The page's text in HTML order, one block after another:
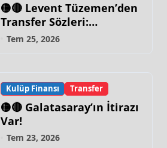
🟡🔴 Levent Tüzemen’den
Transfer Sözleri:
“Galatasaray’ın Zirve
Tem 25, 2026
Kulüp Finansı Transfer
🟡🔴 Galatasaray’ın İtirazı
Var!
Tem 23, 2026